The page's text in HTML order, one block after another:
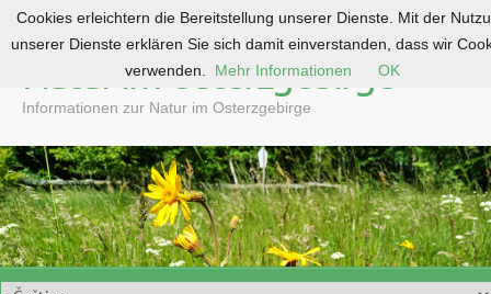
o
c
o
n
t
e
Natur im Osterzgebirge
Informationen zur Natur im Osterzgebirge
Cookies erleichtern die Bereitstellung unserer Dienste. Mit der
unserer Dienste erklären Sie sich damit einverstanden, dass wir
verwenden.
Mehr Informationen OK